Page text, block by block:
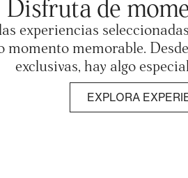
experiencias
momento memorable.
exclusivas, hay algo
EXPLORA